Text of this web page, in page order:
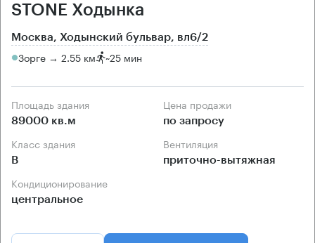
STONE Ходынка
Москва, Ходынский бульвар, вл6/2
Зорге → 2.55 км ~25 мин
Площадь здания
89000 кв.м
Цена продажи
по запросу
Класс здания
B
Вентиляция
приточно-вытяжная
Кондиционирование
центральное